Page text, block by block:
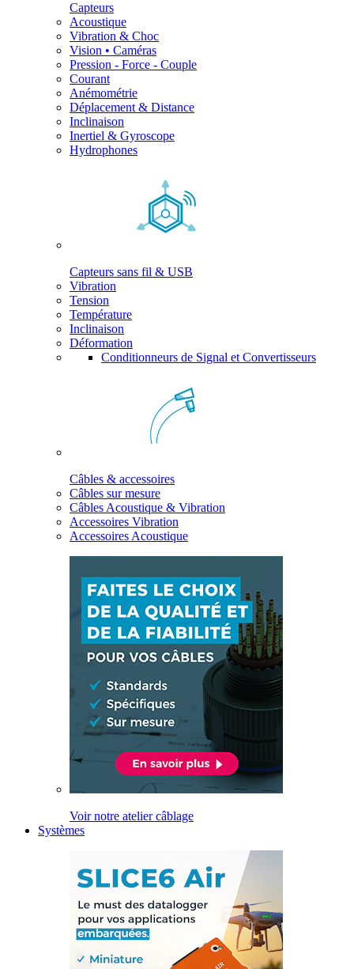
Capteurs
Acoustique
Vibration & Choc
Vision • Caméras
Pression - Force - Couple
Courant
Anémométrie
Déplacement & Distance
Inclinaison
Inertiel & Gyroscope
Hydrophones
Capteurs sans fil & USB
Vibration
Tension
Température
Inclinaison
Déformation
Conditionneurs de Signal et Convertisseurs
Câbles & accessoires
Câbles sur mesure
Câbles Acoustique & Vibration
Accessoires Vibration
Accessoires Acoustique
Voir notre atelier câblage
Systèmes